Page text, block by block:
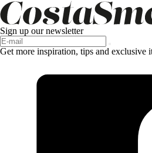
Sign up our newsletter
Get more inspiration, tips and exclusive